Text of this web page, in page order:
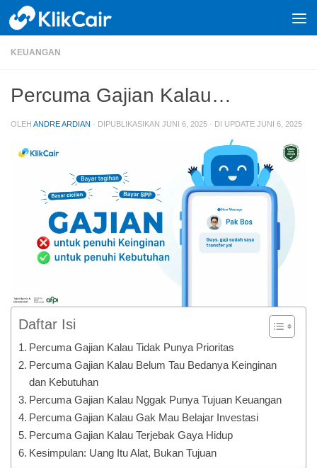
Skip to content
KEUANGAN
Percuma Gajian Kalau…
OLEH ANDRE ARDIAN · DIPUBLIKASIKAN JUNI 6, 2025 · DI UPDATE JUNI 6, 2025
Daftar Isi
Percuma Gajian Kalau Tidak Punya Prioritas
Percuma Gajian Kalau Belum Tau Bedanya Keinginan
dan Kebutuhan
Percuma Gajian Kalau Nggak Punya Tujuan Keuangan
Percuma Gajian Kalau Gak Mau Belajar Investasi
Percuma Gajian Kalau Terjebak Gaya Hidup
Kesimpulan: Uang Itu Alat, Bukan Tujuan